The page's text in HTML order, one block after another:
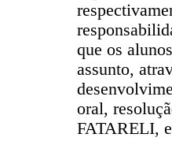
que os
assunto,
oral,
FATARELI,